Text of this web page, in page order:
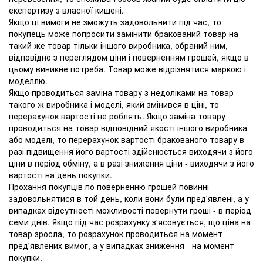
експертизу з власної кишені.
Якщо ці вимоги не зможуть задовольнити під час, то
покупець може попросити замінити бракований товар на
такий же товар тільки іншого виробника, обраний ним,
відповідно з переглядом ціни і поверненням грошей, якщо в
цьому виникне потреба. Товар може відрізнятися маркою і
моделлю.
Якщо проводиться заміна товару з недоліками на товар
такого ж виробника і моделі, який змінився в ціні, то
перерахунок вартості не роблять. Якщо заміна товару
проводиться на товар відповідний якості іншого виробника
або моделі, то перерахунок вартості бракованого товару в
разі підвищення його вартості здійснюється виходячи з його
ціни в період обміну, а в разі зниження ціни - виходячи з його
вартості на день покупки.
Прохання покупців по поверненню грошей повинні
задовольнятися в той день, коли вони були пред'явлені, а у
випадках відсутності можливості повернути гроші - в період
семи днів. Якщо під час розрахунку з'ясовується, що ціна на
товар зросла, то розрахунок проводиться на момент
пред'явлених вимог, а у випадках зниження - на момент
покупки.